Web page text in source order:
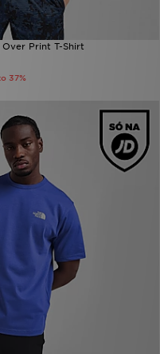
Print T-Shirt
37%